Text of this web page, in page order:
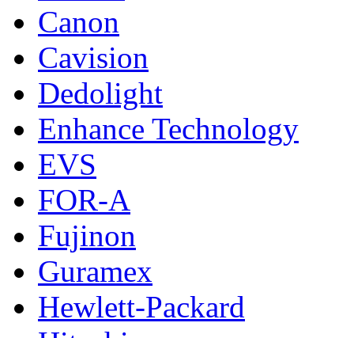
Canon
Cavision
Dedolight
Enhance Technology
EVS
FOR-A
Fujinon
Guramex
Hewlett-Packard